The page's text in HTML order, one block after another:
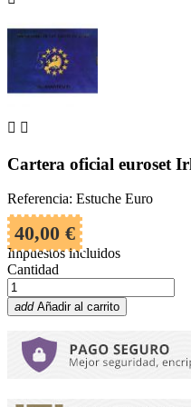
 
Cartera oficial euroset
Referencia: Estuche Euro
40,00 €
Impuestos incluidos
Cantidad
add Añadir al carrito